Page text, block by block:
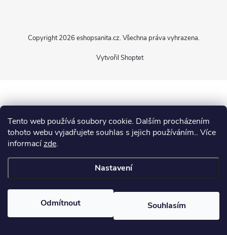
Tento web používá soubory cookie. Dalším procházením
tohoto webu vyjadřujete souhlas s jejich používáním.. Více
informacízde.
Nastavení
Odmítnout Souhlasím
í
Vytvořil Shoptet
Copyright 2026 eshopsanita.cz. Všechna práva vyhrazena.